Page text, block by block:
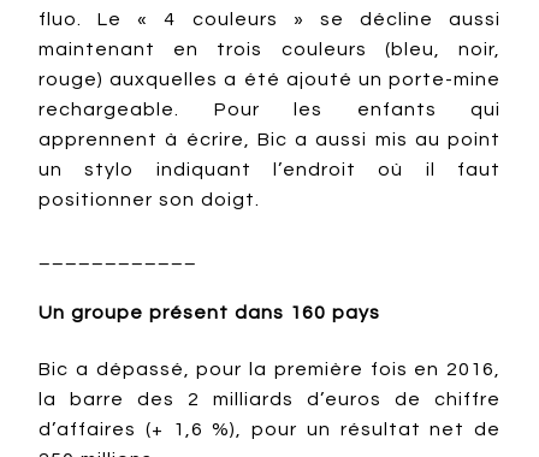
fluo. Le « 4 couleurs » se décline aussi
maintenant en trois couleurs (bleu, noir,
rouge) auxquelles a été ajouté un porte-mine
rechargeable. Pour les enfants qui
apprennent à écrire, Bic a aussi mis au point
un stylo indiquant l’endroit où il faut
positionner son doigt.
Un groupe présent dans 160 pays
Bic a dépassé, pour la première fois en 2016,
la barre des 2 milliards d’euros de chiffre
d’affaires (+ 1,6 %), pour un résultat net de